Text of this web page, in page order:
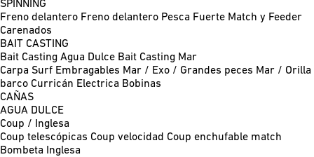
SPINNING
Freno delantero Freno delantero Pesca Fuerte Match y Feeder
Carenados
BAIT CASTING
Bait Casting Agua Dulce Bait Casting Mar
Carpa Surf Embragables Mar / Exo / Grandes peces Mar / Orilla
barco Curricán Electrica Bobinas
CAÑAS
AGUA DULCE
Coup / Inglesa
Coup telescópicas Coup velocidad Coup enchufable match
Bombeta
Inglesa